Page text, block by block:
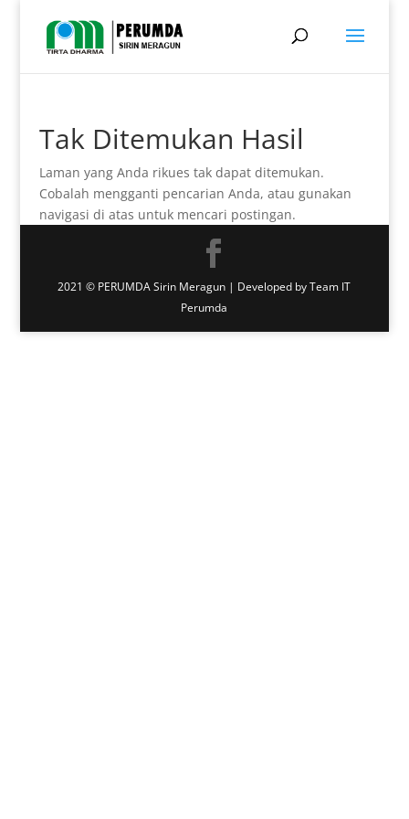
Tak Ditemukan Hasil
Laman yang Anda rikues tak dapat ditemukan.
Cobalah mengganti pencarian Anda, atau gunakan
navigasi di atas untuk mencari postingan.
2021 © PERUMDA Sirin Meragun | Developed by Team IT
Perumda